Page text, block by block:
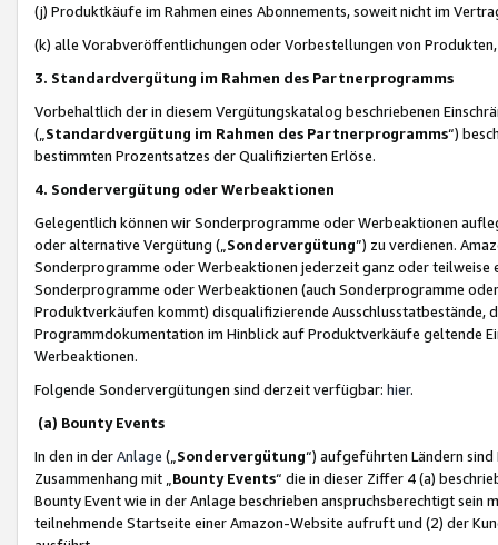
(j) Produktkäufe im Rahmen eines Abonnements, soweit nicht im
(k) alle Vorabveröffentlichungen oder Vorbestellungen von
3. Standardvergütung im Rahmen des Partnerprogramms
Vorbehaltlich der in diesem Vergütungskatalog beschriebenen
(„ Standardvergütung im Rahmen des Partnerprogramms“)
bestimmten Prozentsatzes der Qualifizierten Erlöse.
4. Sondervergütung oder Werbeaktionen
Gelegentlich können wir Sonderprogramme oder Werbeaktionen
oder alternative Vergütung („ Sondervergütung”) zu verdienen.
Sonderprogramme oder Werbeaktionen jederzeit ganz oder
Sonderprogramme oder Werbeaktionen (auch Sonderprogramme
Produktverkäufen kommt) disqualifizierende Ausschlusstatbestände,
Programmdokumentation im Hinblick auf Produktverkäufe geltende
Werbeaktionen.
Folgende Sondervergütungen sind derzeit verfügbar: hier.
(a) Bounty Events
In den in derAnlage („ Sondervergütung“) aufgeführten Ländern
Zusammenhang mit „ Bounty Events“ die in dieser Ziffer 4 (a)
Bounty Event wie in der Anlage beschrieben anspruchsberechtigt sein
teilnehmende Startseite einer Amazon-Website aufruft und (2) der